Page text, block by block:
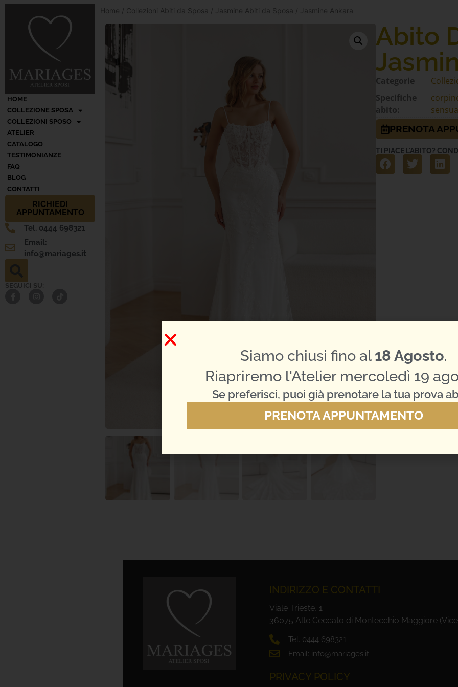
HOME
COLLEZIONE SPOSA
COLLEZIONI SPOSO
ATELIER
CATALOGO
TESTIMONIANZE
FAQ
BLOG
CONTATTI
RICHIEDI
APPUNTAMENTO
Tel. 0444 698321
Email:
info@mariages.it
SEGUICI SU:
Home / Collezioni Abiti da Sposa / Jasmine Abiti da Sposa / Jasmine Ankara
Abito
Categorie
Specifiche
abito:
PRENOTA
TI PIACE L'ABITO?
INDIRIZZO E CONTATTI
Viale Trieste, 1
36075 Alte Ceccato di Montecchio Maggiore
Tel. 0444 698321
Email: info@mariages.it
PRIVACY POLICY
Siamo chiusi fino al18 Agosto.
Riapriremo l'Atelier mercoledì 19
Se preferisci, puoi già prenotare la tua prova
PRENOTA APPUNTAMENTO